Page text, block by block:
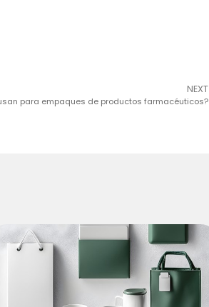
NEXT
para empaques de productos farmacéuticos?